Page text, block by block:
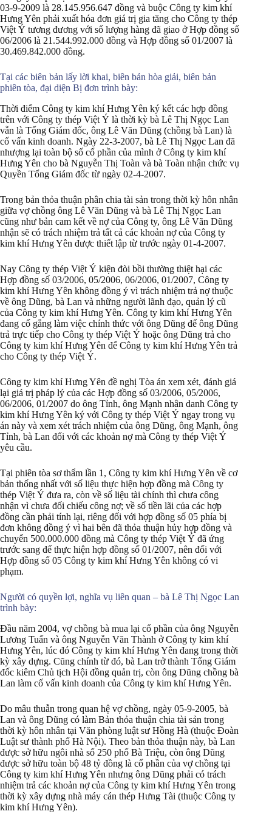
03-9-2009 là 28.145.956.647 đồng và buộc Công ty kim khí
Hưng Yên phải xuất hóa đơn giá trị gia tăng cho Công ty thép
Việt Ý tương đương với số lượng hàng đã giao ở Hợp đồng số
06/2006 là 21.544.992.000 đồng và Hợp đồng số 01/2007 là
30.469.842.000 đồng.
Tại các biên bản lấy lời khai, biên bản hòa giải, biên bản
phiên tòa, đại diện Bị đơn trình bày:
Thời điểm Công ty kim khí Hưng Yên ký kết các hợp đồng
trên với Công ty thép Việt Ý là thời kỳ bà Lê Thị Ngọc Lan
vẫn là Tổng Giám đốc, ông Lê Văn Dũng (chồng bà Lan) là
cố vấn kinh doanh. Ngày 22-3-2007, bà Lê Thị Ngọc Lan đã
nhượng lại toàn bộ số cổ phần của mình ở Công ty kim khí
Hưng Yên cho bà Nguyễn Thị Toàn và bà Toàn nhận chức vụ
Quyền Tổng Giám đốc từ ngày 02-4-2007.
Trong bản thỏa thuận phân chia tài sản trong thời kỳ hôn nhân
giữa vợ chồng ông Lê Văn Dũng và bà Lê Thị Ngọc Lan
cũng như bản cam kết về nợ của Công ty, ông Lê Vãn Dũng
nhận sẽ có trách nhiệm trả tất cả các khoản nợ của Công ty
kim khí Hưng Yên được thiết lập từ trước ngày 01-4-2007.
Nay Công ty thép Việt Ý kiện đòi bồi thường thiệt hại các
Hợp đồng số 03/2006, 05/2006, 06/2006, 01/2007, Công ty
kim khí Hưng Yên không đồng ý vì trách nhiệm trả nợ thuộc
về ông Dũng, bà Lan và những người lãnh đạo, quản lý cũ
của Công ty kim khí Hưng Yên. Công ty kim khí Hưng Yên
đang cố gắng làm việc chính thức với ông Dũng để ông Dũng
trả trực tiếp cho Công ty thép Việt Ý hoặc ông Dũng trả cho
Công ty kim khí Hưng Yên để Công ty kim khí Hưng Yên trả
cho Công ty thép Việt Ý.
Công ty kim khí Hưng Yên đề nghị Tòa án xem xét, đánh giá
lại giá trị pháp lý của các Hợp đồng số 03/2006, 05/2006,
06/2006, 01/2007 do ông Tỉnh, ông Mạnh nhân danh Công ty
kim khí Hưng Yên ký với Công ty thép Việt Ý ngay trong vụ
án này và xem xét trách nhiệm của ông Dũng, ông Mạnh, ông
Tỉnh, bà Lan đối với các khoản nợ mà Công ty thép Việt Ý
yêu cầu.
Tại phiên tòa sơ thẩm lần 1, Công ty kim khí Hưng Yên về cơ
bản thống nhất với số liệu thực hiện hợp đồng mà Công ty
thép Việt Ý đưa ra, còn về số liệu tài chính thì chưa công
nhận vì chưa đối chiếu công nợ; về số tiền lãi của các hợp
đồng cần phải tính lại, riêng đối với hợp đồng số 05 phía bị
đơn không đồng ý vì hai bên đã thỏa thuận hủy hợp đồng và
chuyển 500.000.000 đồng mà Công ty thép Việt Ý đã ứng
trước sang để thực hiện hợp đồng số 01/2007, nên đối với
Hợp đồng số 05 Công ty kim khí Hưng Yên không có vi
phạm.
Người có quyền lợi, nghĩa vụ liên quan – bà Lê Thị Ngọc Lan
trình bày:
Đầu năm 2004, vợ chồng bà mua lại cổ phần của ông Nguyễn
Lương Tuấn và ông Nguyễn Văn Thành ở Công ty kim khí
Hưng Yên, lúc đó Công ty kim khí Hưng Yên đang trong thời
kỳ xây dựng. Cũng chính từ đó, bà Lan trở thành Tổng Giám
đốc kiêm Chủ tịch Hội đồng quản trị, còn ông Dũng chồng bà
Lan làm cố vấn kinh doanh của Công ty kim khí Hưng Yên.
Do mâu thuẫn trong quan hệ vợ chồng, ngày 05-9-2005, bà
Lan và ông Dũng có làm Bản thỏa thuận chia tài sản trong
thời kỳ hôn nhân tại Văn phòng luật sư Hồng Hà (thuộc Đoàn
Luật sư thành phố Hà Nội). Theo bản thỏa thuận này, bà Lan
được sở hữu ngôi nhà số 250 phố Bà Triệu, còn ông Dũng
được sở hữu toàn bộ 48 tỷ đồng là cổ phần của vợ chồng tại
Công ty kim khí Hưng Yên nhưng ông Dũng phải có trách
nhiệm trả các khoản nợ của Công ty kim khí Hưng Yên trong
thời kỳ xây dựng nhà máy cán thép Hưng Tài (thuộc Công ty
kim khí Hưng Yên).